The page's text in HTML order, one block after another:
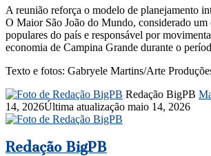
A reunião reforça o modelo de planejamento
O Maior São João do Mundo, considerado um
populares do país e responsável por
economia de Campina Grande durante o
Texto e fotos: Gabryele Martins/Arte
Redação BigPB
14, 2026Última atualização maio 14, 2026
Redação BigPB